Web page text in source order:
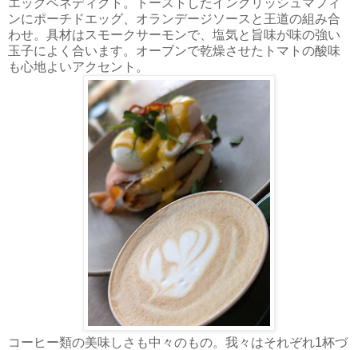
ンにポーチドエッグ、オランデージソースと王道の組み合
わせ。具材はスモークサーモンで、塩気と旨味が味の強い
玉子によく合います。オーブンで乾燥させたトマトの酸味
も心地よいアクセント。
コーヒー類の美味しさも中々のもの。我々はそれぞれ1杯づ